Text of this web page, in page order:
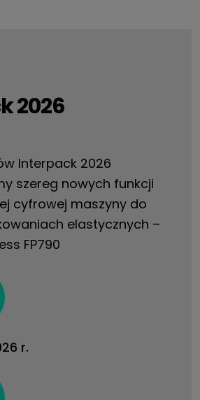
2026
Interpack 2026
szereg nowych funkcji
cyfrowej maszyny do
elastycznych –
FP790
r.